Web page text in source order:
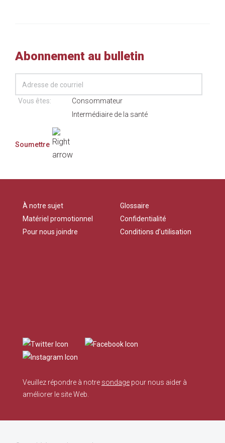
Abonnement au bulletin
Vous êtes:
Consommateur
Intermédiaire de la santé
À notre sujet
Matériel promotionnel
Pour nous joindre
Glossaire
Confidentialité
Conditions d’utilisation
Veuillez répondre à notre sondage pour nous aider à
améliorer le site Web.